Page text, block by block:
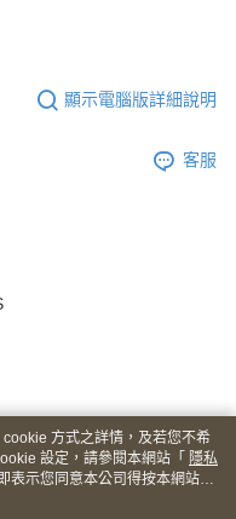
顯示電腦版詳細說明
客服
方式之詳情，及若您不希
設定，請參閱本網站「 隱私
表示您同意本公司得按本網站使